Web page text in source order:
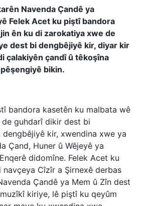
Navenda Çandê ya
Felek Acet ku piştî bandora
ên ku di zarokatiya xwe de
dest bi dengbêjiyê kir, diyar kir
çalakiyên çandî û têkoşîna
bikin.
bandora kasetên ku malbata wê
guhdarî dikir dest bi
kir, xwendina xwe ya
Çand, Huner û Wêjeyê ya
didomîne. Felek Acet ku
Cîzîr a Şirnexê derbas
Çandê ya Mem û Zîn dest
kiriye, lê piştî ku qeyûm